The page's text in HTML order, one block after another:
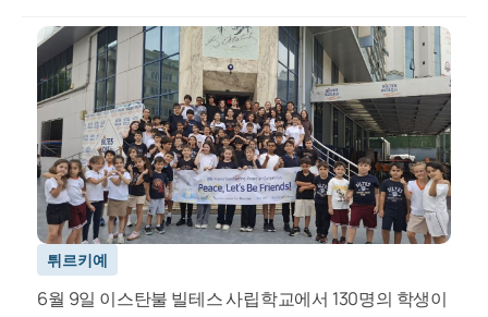
튀르키예
6월 9일 이스탄불 빌테스 사립학교에서 130명의 학생이